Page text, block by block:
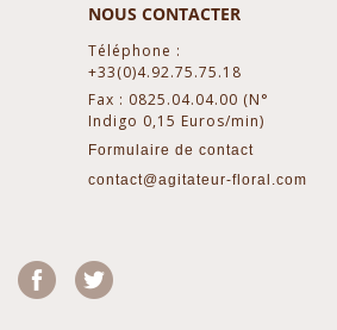
NOUS CONTACTER
Téléphone :
+33(0)4.92.75.75.18
Fax : 0825.04.04.00 (N°
Indigo 0,15 Euros/min)
Formulaire de contact
contact@agitateur-floral.com
Facebook